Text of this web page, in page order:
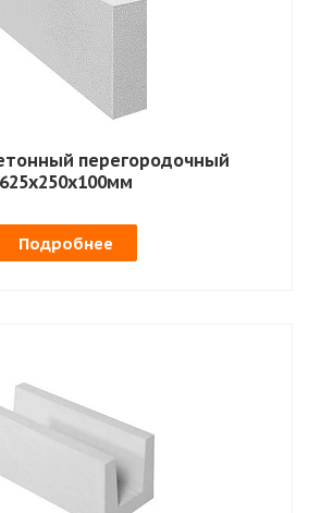
перегородочный
625х250х100мм
Подробнее